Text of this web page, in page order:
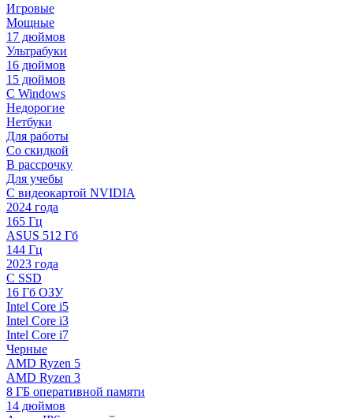
Игровые
Мощные
17 дюймов
Ультрабуки
16 дюймов
15 дюймов
С Windows
Недорогие
Нетбуки
Для работы
Со скидкой
В рассрочку
Для учебы
С видеокартой NVIDIA
2024 года
165 Гц
ASUS 512 Гб
144 Гц
2023 года
С SSD
16 Гб ОЗУ
Intel Core i5
Intel Core i3
Intel Core i7
Черные
AMD Ryzen 5
AMD Ryzen 3
8 ГБ оперативной памяти
14 дюймов